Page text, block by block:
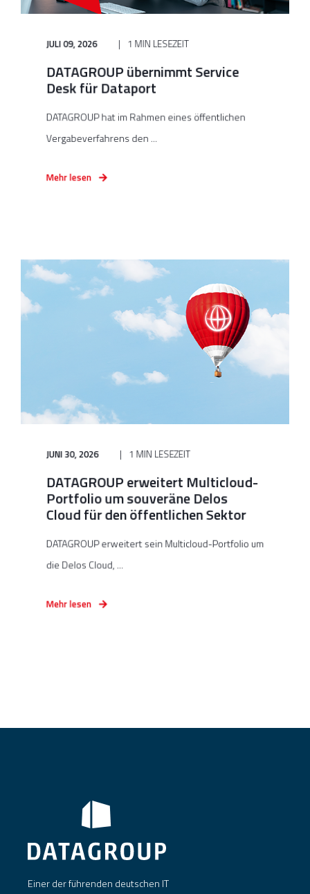
JULI 09, 2026 1 MIN LESEZEIT
DATAGROUP übernimmt Service
Desk für Dataport
DATAGROUP hat im Rahmen eines öffentlichen
Vergabeverfahrens den ...
Mehr lesen
JUNI 30, 2026 1 MIN LESEZEIT
DATAGROUP erweitert Multicloud-
Portfolio um souveräne Delos
Cloud für den öffentlichen Sektor
DATAGROUP erweitert sein Multicloud-Portfolio um
die Delos Cloud, ...
Mehr lesen
Einer der führenden deutschen IT